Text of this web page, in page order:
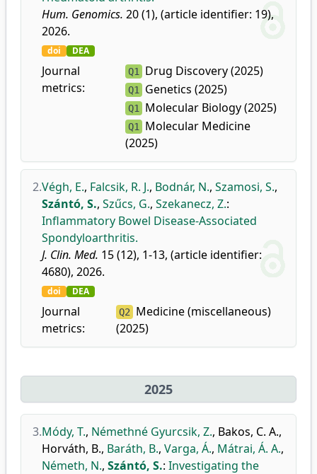
Hum. Genomics. 20 (1), (article identifier: 19),
2026.
doi DEA
Journal
metrics:
Q1 Drug Discovery (2025)
Q1 Genetics (2025)
Q1 Molecular Biology (2025)
Q1 Molecular Medicine
(2025)
2.Végh, E., Falcsik, R. J., Bodnár, N., Szamosi, S.,
Szántó, S., Szűcs, G., Szekanecz, Z.:
Inflammatory Bowel Disease-Associated
Spondyloarthritis.
J. Clin. Med. 15 (12), 1-13, (article identifier:
4680), 2026.
doi DEA
Journal
metrics:
Q2
Medicine (miscellaneous)
(2025)
2025
3.Módy, T., Némethné Gyurcsik, Z., Bakos, C. A.,
Horváth, B., Baráth, B., Varga, Á., Mátrai, Á. A.,
Németh, N., Szántó, S.: Investigating the